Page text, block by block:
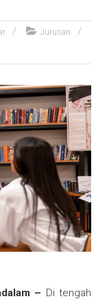
Jurusan
– Di tengah